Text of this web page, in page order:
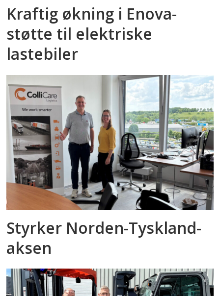
Kraftig økning i Enova-
støtte til elektriske
lastebiler
Styrker Norden-Tyskland-
aksen